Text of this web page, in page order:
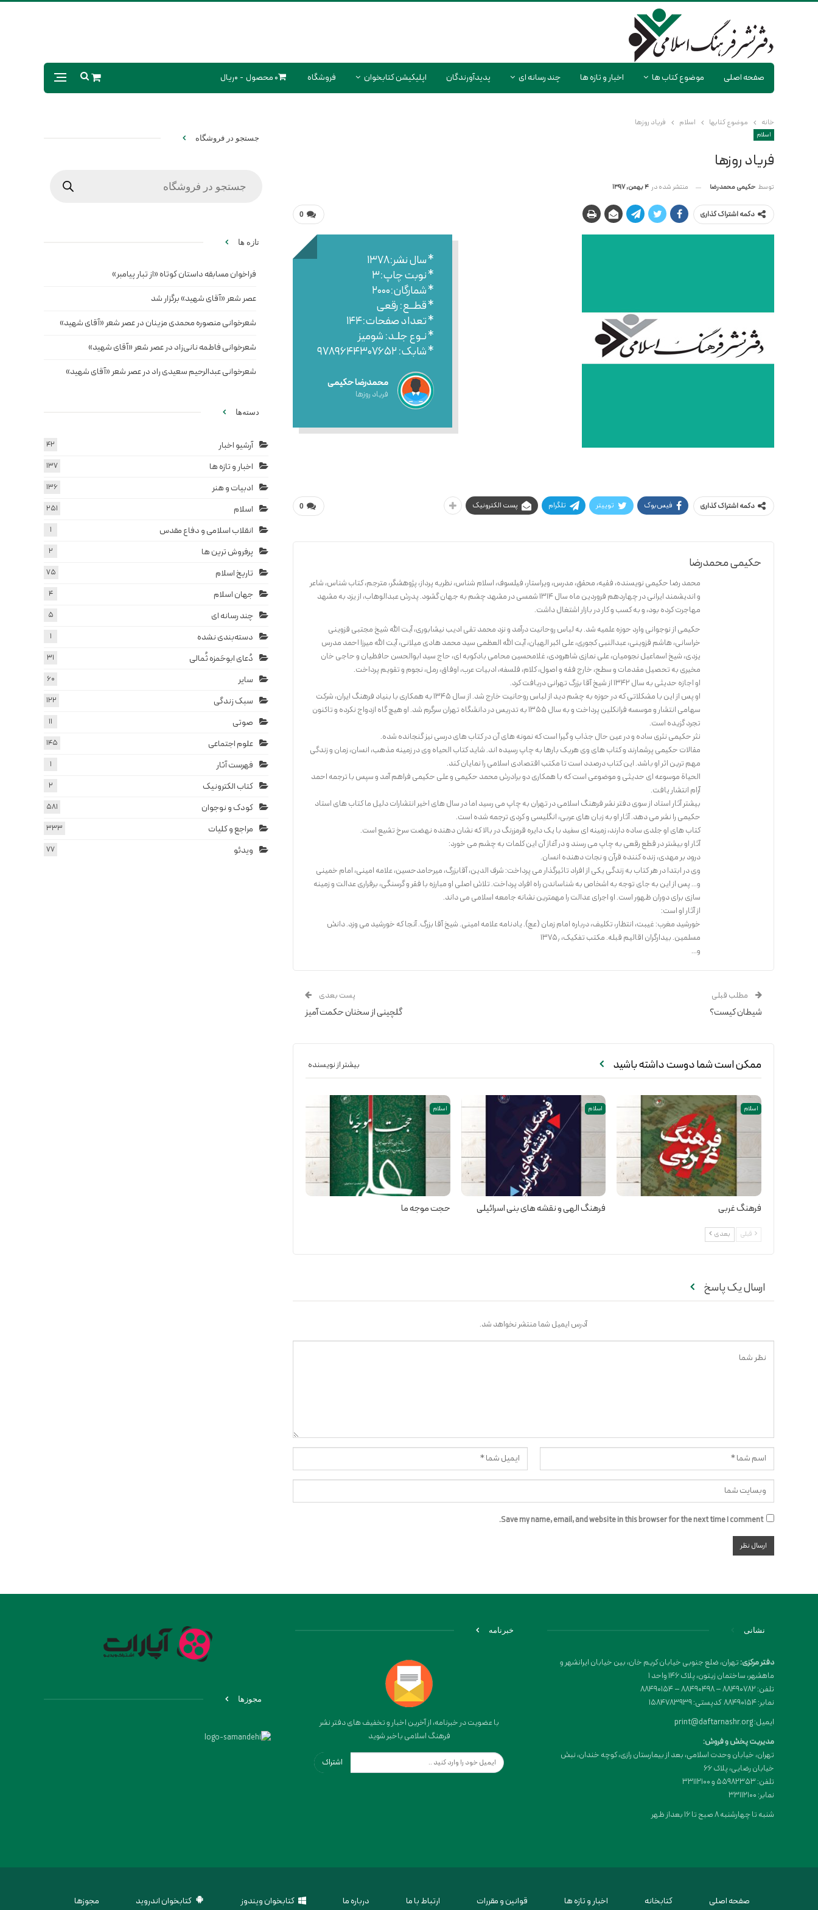
صفحه اصلی موضوع کتاب ها اخبار و تازه ها چند رسانه ای پدیدآورندگان اپلیکیشن کتابخوان فروشگاه 0 محصول 0ریال
خانه موضوع کتابها اسلام فریاد روزها
اسلام
فریاد روزها
توسط حکیمی محمدرضا منتشر شده در 4 بهمن, 1397
0 دکمه اشتراک گذاری
* سال نشر:۱۳۷۸
* نوبت چاپ:۳
* شمارگان:۲۰۰۰
* قطــع: رقعی
* تعداد صفحات:۱۴۴
* نـوع جلـد: شومیز
* شابک: ۹۷۸۹۶۴۴۳۰۷۶۵۲
محمدرضا حکیمی
فریاد روزها
0 دکمه اشتراک گذاری فیس‌بوک توییتر تلگرام پست الکترونیک
حکیمی محمدرضا
محمد رضا حکیمی نویسنده، فقیه، محقق، مدرس، ویراستار، فیلسوف، اسلام شناس، نظریه پرداز، پژوهشگر، مترجم، کتاب شناس، شاعر
و اندیشمند ایرانی در چهاردهم فروردین ماه سال ۱۳۱۴ شمسی در مشهد چشم به جهان گشود. پدرش عبدالوهاب، از یزد به مشهد
مهاجرت کرده بود، و به کسب و کار در بازار اشتغال داشت.
حکیمی از نوجوانی وارد حوزه علمیه شد. به لباس روحانیت درآمد و نزد محمد تقی ادیب نیشابوری، آیت الله شیخ مجتبی قزوینی
خراسانی، هاشم قزوینی، عبدالنبی کجوری، علی اکبر الهیان، آیت الله العظمی سید محمد هادی میلانی، آیت الله میرزا احمد مدرس
یزدی، شیخ اسماعیل نجومیان، علی نمازی شاهرودی، غلامحسین محامی بادکوبه ای، حاج سید ابوالحسن حافظیان و حاجی خان
مخیری به تحصیل مقدمات و سطح، خارج فقه و اصول، کلام، فلسفه، ادبیات عرب، اوفاق، رمل، نجوم و تقویم پرداخت.
او اجازه حدیثی به سال ۱۳۴۲ از شیخ آقا بزرگ تهرانی دریافت کرد.
او پس از این با مشکلاتی که در حوزه به چشم دید از لباس روحانیت خارج شد. از سال ۱۳۴۵ به همکاری با بنیاد فرهنگ ایران، شرکت
سهامی انتشار و موسسه فرانکلین پرداخت و به سال ۱۳۵۵ به تدریس در دانشگاه تهران سرگرم شد. او هیچ گاه ازدواج نکرده و تاکنون
تجرد گزیده است.
نثر حکیمی نثری ساده و در عین حال جذاب و گیرا است که نمونه های آن در کتاب های درسی نیز گنجانده شده.
مقالات حکیمی پرشمارند و کتاب های وی هریک بارها به چاپ رسیده اند. شاید کتاب الحیاه وی در زمینه مذهب، انسان، زمان و زندگی
مهم ترین اثر او باشد. این کتاب درصدد است تا مکتب اقتصادی اسلامی را نمایان کند.
الحیاة موسوعه ای حدیثی و موضوعی است که با همکاری دو برادرش محمد حکیمی و علی حکیمی فراهم آمد و سپس با ترجمه احمد
آرام انتشار یافت.
بیشتر آثار استاد از سوی دفتر نشر فرهنگ اسلامی در تهران به چاپ می رسید اما در سال های اخیر انتشارات دلیل ما کتاب های استاد
حکیمی را نشر می دهد. آثار او به زبان های عربی، انگلیسی و کردی ترجمه شده است.
کتاب های او جلدی ساده دارند، زمینه ای سفید با یک دایره قرمزرنگ در بالا که نشان دهنده نهضت سرخ تشیع است.
آثار او بیشتر در قطع رقعی به چاپ می رسند و در آغاز آن این کلمات به چشم می خورد:
درود بر مهدی، زنده کننده قرآن و نجات دهنده انسان.
وی در ابتدا در هر کتاب به زندگی یکی از افراد تاثیرگذار می پرداخت: شرف الدین، آقابزرگ، میرحامدحسین، علامه امینی، امام خمینی
و… پس از این به جای توجه به اشخاص به شناساندن راه افراد پرداخت. تلاش اصلی او مبارزه با فقر و گرسنگی، برقراری عدالت و زمینه
سازی برای دوران ظهور است. او اجرای عدالت را مهمترین نشانه جامعه اسلامی می داند.
از آثار او است:
خورشید مغرب: غیبت، انتظار، تکلیف، درباره امام زمان (عج). یادنامه علامه امینی. شیخ آقا بزرگ. آنجا که خورشید می وزد. دانش
مسلمین. بیدارگران اقالیم قبله. مکتب تفکیک، ۱۳۷۵٫
و...
مطلب قبلی
شیطان کیست؟
پست بعدی
گلچینی از سخنان حکمت آمیز
ممکن است شما دوست داشته باشید بیشتر از نویسنده
اسلام
فرهنگ غربی
اسلام
فرهنگ الهی و نقشه های بنی اسرائیلی
اسلام
حجت موجه ما
قبلی بعدی
ارسال یک پاسخ
آدرس ایمیل شما منتشر نخواهد شد.
Save my name, email, and website in this browser for the next time I comment.
جستجو در فروشگاه
تازه ها
فراخوان مسابقه داستان کوتاه «از تبار پیامبر»
عصر شعر «آقای شهید» برگزار شد
شعرخوانی منصوره محمدی مزینان در عصر شعر «آقای شهید»
شعرخوانی فاطمه نانی‌زاد در عصر شعر «آقای شهید»
شعرخوانی عبدالرحیم سعیدی راد در عصر شعر «آقای شهید»
دسته‌ها
آرشیو اخبار 42
اخبار و تازه ها 137
ادبیات و هنر 136
اسلام 251
انقلاب اسلامی و دفاع مقدس 1
پرفروش ترین ها 2
تاریخ اسلام 75
جهان اسلام 4
چند رسانه ای 5
دسته‌بندی نشده 1
دُعای ابوحَمزه ثُمالی 31
سایر 60
سبک زندگی 122
صوتی 11
علوم اجتماعی 145
فهرست آثار 1
کتاب الکترونیک 2
کودک و نوجوان 581
مراجع و کلیات 333
ویدئو 77
نشانی
دفتر مرکزی:تهران، ضلع جنوبی خیابان کریم خان، بین خیابان ایرانشهر و
ماهشهر، ساختمان زیتون، پلاک 146 واحد 1
تلفن: 88490782 – 88490498 – 88490154
نمابر: 88490154 کدپستی: 1584783939
ایمیل: print@daftarnashr.org
مدیریت پخش و فروش:
تهران، خیابان وحدت اسلامی، بعد از بیمارستان رازی، کوچه خندان، نبش
خیابان رضایی، پلاک ۶۶
تلفن: 55982353 و 33112100
نمابر: 33112100
شنبه تا چهارشنبه 8 صبح تا 16 بعداز ظهر
خبرنامه
با عضویت در خبرنامه، از آخرین اخبار و تخفیف های دفتر نشر
فرهنگ اسلامی باخبر شوید
اشتراک
مجوزها
صفحه اصلی کتابخانه اخبار و تازه ها قوانین و مقررات ارتباط با ما درباره ما کتابخوان ویندوز کتابخوان اندروید مجوزها